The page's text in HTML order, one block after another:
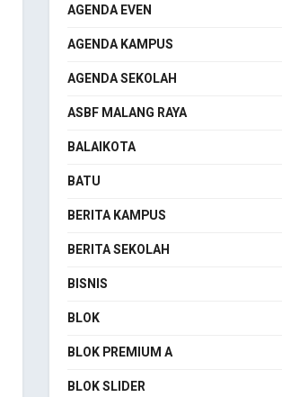
AGENDA EVEN
AGENDA KAMPUS
AGENDA SEKOLAH
ASBF MALANG RAYA
BALAIKOTA
BATU
BERITA KAMPUS
BERITA SEKOLAH
BISNIS
BLOK
BLOK PREMIUM A
BLOK SLIDER